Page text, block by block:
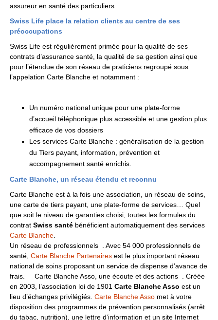
assureur en santé des particuliers
Swiss Life place la relation clients au centre de ses
préoccupations
Swiss Life est régulièrement primée pour la qualité de ses
contrats d’assurance santé, la qualité de sa gestion ainsi que
pour l’étendue de son réseau de praticiens regroupé sous
l’appelation Carte Blanche et notamment :
Un numéro national unique pour une plate-forme
d’accueil téléphonique plus accessible et une gestion plus
efficace de vos dossiers
Les services Carte Blanche : généralisation de la gestion
du Tiers payant, information, prévention et
accompagnement santé enrichis.
Carte Blanche, un réseau étendu et reconnu
Carte Blanche est à la fois une association, un réseau de soins,
une carte de tiers payant, une plate-forme de services… Quel
que soit le niveau de garanties choisi, toutes les formules du
contrat Swiss santé bénéficient automatiquement des services
Carte Blanche
Un réseau de professionnels . Avec 54 000 professionnels de
santé, Carte Blanche Partenaires est le plus important réseau
national de soins proposant un service de dispense d’avance de
frais. Carte Blanche Asso, une écoute et des actions . Créée
en 2003, l’association loi de 1901 Carte Blanche Asso est un
lieu d’échanges privilégiés. Carte Blanche Asso met à votre
disposition des programmes de prévention personnalisés (arrêt
du tabac, nutrition), une lettre d’information et un site Internet